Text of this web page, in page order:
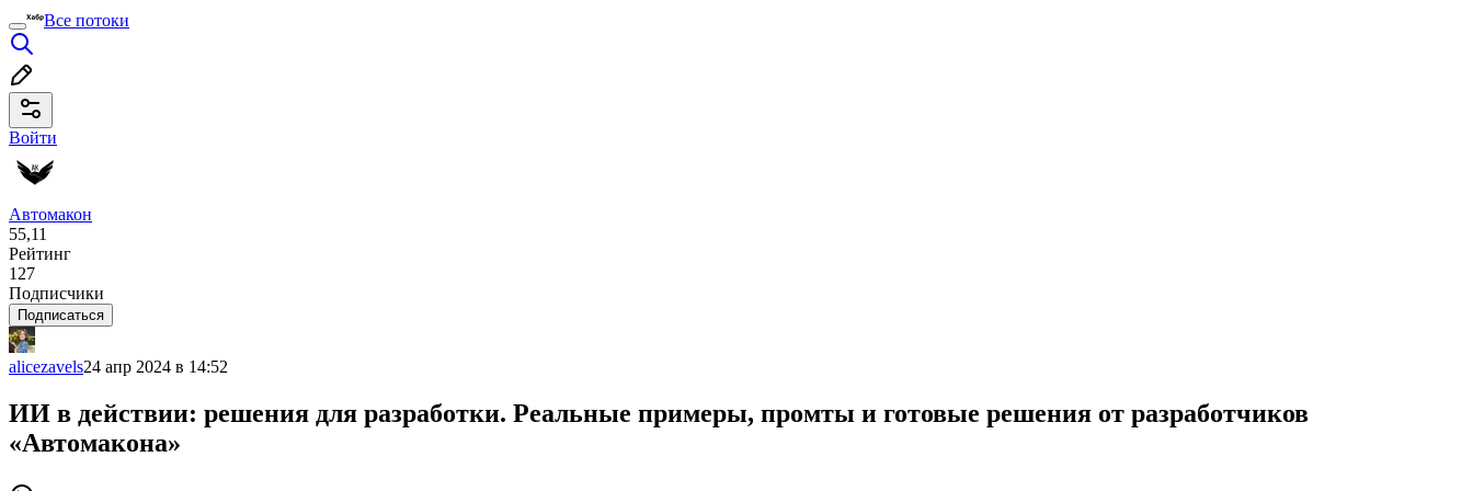
Все потоки
Войти
Автомакон
55,11
Рейтинг
127
Подписчики
Подписаться
alicezavels24 апр 2024 в 14:52
ИИ в действии: решения для разработки. Реальные примеры, промты и готовые решения от разработчиков
«Автомакона»